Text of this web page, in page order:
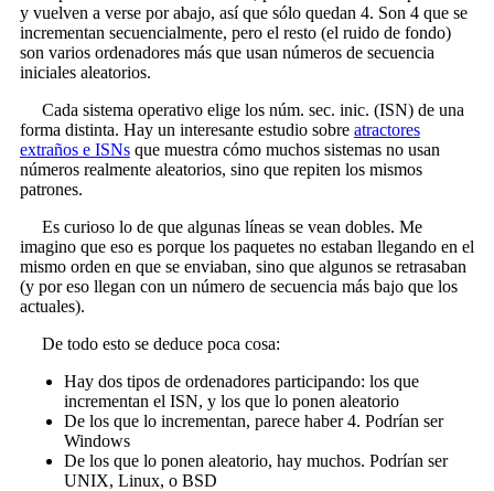
y vuelven a verse por abajo, así que sólo quedan 4. Son 4 que se
incrementan secuencialmente, pero el resto (el ruido de fondo)
son varios ordenadores más que usan números de secuencia
iniciales aleatorios.
Cada sistema operativo elige los núm. sec. inic. (ISN) de una
forma distinta. Hay un interesante estudio sobre atractores
extraños e ISNsque muestra cómo muchos sistemas no usan
números realmente aleatorios, sino que repiten los mismos
patrones.
Es curioso lo de que algunas líneas se vean dobles. Me
imagino que eso es porque los paquetes no estaban llegando en el
mismo orden en que se enviaban, sino que algunos se retrasaban
(y por eso llegan con un número de secuencia más bajo que los
actuales).
De todo esto se deduce poca cosa:
Hay dos tipos de ordenadores participando: los que
incrementan el ISN, y los que lo ponen aleatorio
De los que lo incrementan, parece haber 4. Podrían ser
Windows
De los que lo ponen aleatorio, hay muchos. Podrían ser
UNIX, Linux, o BSD